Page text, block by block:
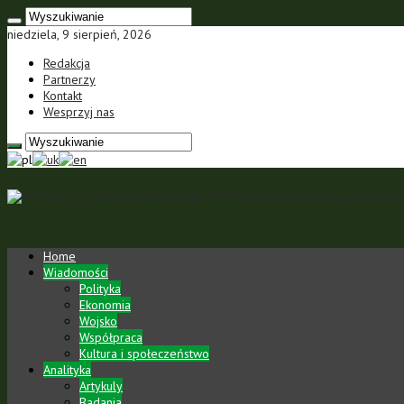
niedziela, 9 sierpień, 2026
Redakcja
Partnerzy
Kontakt
Wesprzyj nas
Home
Wiadomości
Polityka
Ekonomia
Wojsko
Współpraca
Kultura i społeczeństwo
Analityka
Artykuly